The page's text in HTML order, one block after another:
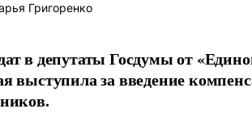
Григоренко
в депутаты Госдумы от
выступила за введение